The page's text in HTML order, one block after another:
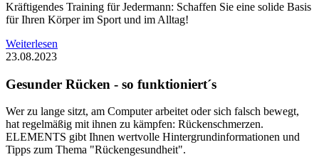
Kräftigendes Training für Jedermann: Schaffen Sie eine solide Basis
für Ihren Körper im Sport und im Alltag!
Weiterlesen
23.08.2023
Gesunder Rücken - so funktioniert´s
Wer zu lange sitzt, am Computer arbeitet oder sich falsch bewegt,
hat regelmäßig mit ihnen zu kämpfen: Rückenschmerzen.
ELEMENTS gibt Ihnen wertvolle Hintergrundinformationen und
Tipps zum Thema "Rückengesundheit".